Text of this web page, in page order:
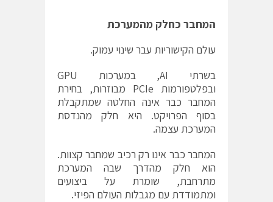
המחבר כחלק מהמערכת
עולם הקישוריות עבר שינוי עמוק.
בשרתי AI, במערכות GPU
ובפלטפורמות PCIe מבוזרות, בחירת
המחבר כבר אינה החלטה שמתקבלת
בסוף הפרויקט. היא חלק מהנדסת
המערכת עצמה.
המחבר כבר אינו רק רכיב שמחבר קצוות.
הוא חלק מהדרך שבה המערכת
מתרחבת, שומרת על ביצועים
ומתמודדת עם מגבלות העולם הפיזי.